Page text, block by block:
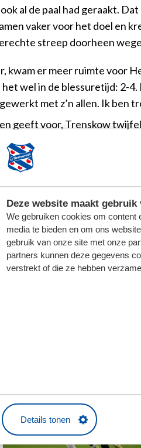
Deze website maakt gebruik
We gebruiken cookies om content
media te bieden en om ons
gebruik van onze site met onze
partners kunnen deze gegevens
verstrekt of die ze hebben
Details tonen
al de paal had geraakt.
vaker voor het doel en
streep doorheen
kwam er meer ruimte voor
wel in de blessuretijd: 2-
met z’n allen. Ik ben
geeft voor, Trenskow
12, 2025
Braude (73. Hall), Kersten